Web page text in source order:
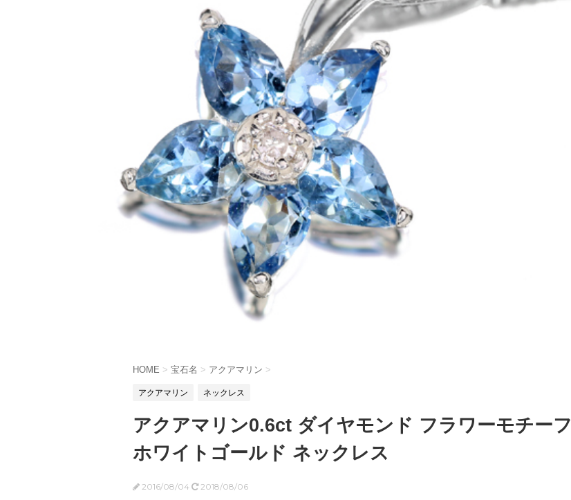
HOME > 宝石名 > アクアマリン >
アクアマリン ネックレス
アクアマリン0.6ct ダイヤモンド フラワーモチーフ
ホワイトゴールド ネックレス
2016/08/04 2018/08/06